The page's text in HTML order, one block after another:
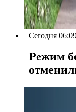
Сегодня 06:09
Режим